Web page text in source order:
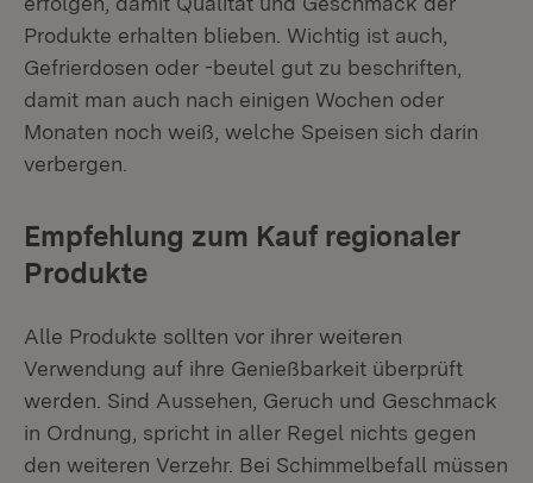
Produkte erhalten blieben. Wichtig ist auch,
Gefrierdosen oder -beutel gut zu beschriften,
damit man auch nach einigen Wochen oder
Monaten noch weiß, welche Speisen sich darin
verbergen.
Empfehlung zum Kauf regionaler
Produkte
Alle Produkte sollten vor ihrer weiteren
Verwendung auf ihre Genießbarkeit überprüft
werden. Sind Aussehen, Geruch und Geschmack
in Ordnung, spricht in aller Regel nichts gegen
den weiteren Verzehr. Bei Schimmelbefall müssen